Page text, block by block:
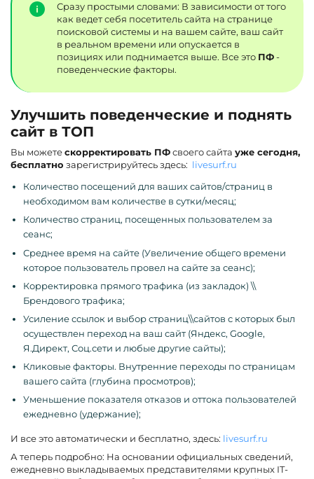
Сразу простыми словами: В зависимости от того
как ведет себя посетитель сайта на странице
поисковой системы и на вашем сайте, ваш сайт
в реальном времени или опускается в
позициях или поднимается выше. Все это ПФ-
поведенческие факторы.
Улучшить поведенческие и поднять
сайт в ТОП
Вы можетескорректировать ПФсвоего сайта уже сегодня,
бесплатно зарегистрируйтесь здесь: livesurf.ru
Количество посещений для ваших сайтов/страниц в
необходимом вам количестве в сутки/месяц;
Количество страниц, посещенных пользователем за
сеанс;
Среднее время на сайте (Увеличение общего времени
которое пользователь провел на сайте за сеанс);
Корректировка прямого трафика (из закладок) \\
Брендового трафика;
Усиление ссылок и выбор страниц\\сайтов с которых был
осуществлен переход на ваш сайт (Яндекс, Google,
Я.Директ, Соц.сети и любые другие сайты);
Кликовые факторы. Внутренние переходы по страницам
вашего сайта (глубина просмотров);
Уменьшение показателя отказов и оттока пользователей
ежедневно (удержание);
И все это автоматически и бесплатно, здесь: livesurf.ru
А теперь подробно: На основании официальных сведений,
ежедневно выкладываемых представителями крупных IT-